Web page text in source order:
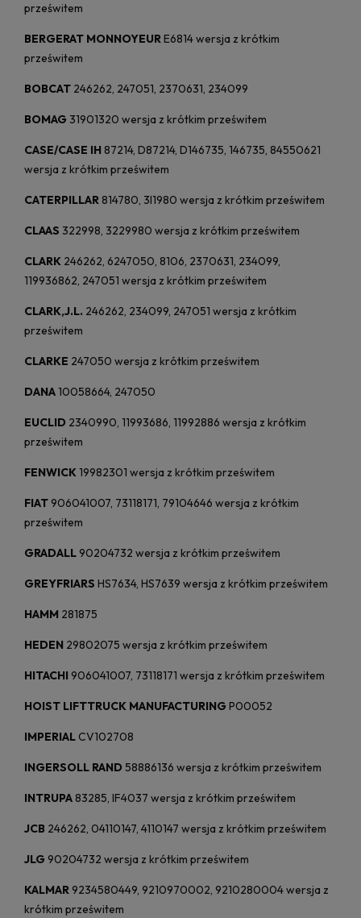
prześwitem
BERGERAT MONNOYEURE6814 wersja z krótkim
prześwitem
BOBCAT 246262, 247051, 2370631, 234099
BOMAG 31901320 wersja z krótkim prześwitem
CASE/CASE IH 87214, D87214, D146735, 146735, 84550621
wersja z krótkim prześwitem
CATERPILLAR 814780, 3I1980 wersja z krótkim prześwitem
CLAAS 322998, 3229980 wersja z krótkim prześwitem
CLARK 246262, 6247050, 8106, 2370631, 234099,
119936862, 247051 wersja z krótkim prześwitem
CLARK,J.L. 246262, 234099, 247051 wersja z krótkim
prześwitem
CLARKE 247050 wersja z krótkim prześwitem
DANA10058664, 247050
EUCLID 2340990, 11993686, 11992886 wersja z krótkim
prześwitem
FENWICK19982301 wersja z krótkim prześwitem
FIAT906041007, 73118171, 79104646 wersja z krótkim
prześwitem
GRADALL90204732 wersja z krótkim prześwitem
GREYFRIARS HS7634, HS7639 wersja z krótkim prześwitem
HAMM 281875
HEDEN 29802075 wersja z krótkim prześwitem
HITACHI 906041007, 73118171 wersja z krótkim prześwitem
HOIST LIFTTRUCK MANUFACTURING P00052
IMPERIAL CV102708
INGERSOLL RAND 58886136 wersja z krótkim prześwitem
INTRUPA 83285, IF4037 wersja z krótkim prześwitem
JCB 246262, 04110147, 4110147 wersja z krótkim prześwitem
JLG 90204732 wersja z krótkim prześwitem
KALMAR9234580449, 9210970002, 9210280004 wersja z
krótkim prześwitem